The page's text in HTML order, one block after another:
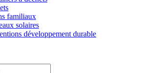
familiaux
solaires
développement durable